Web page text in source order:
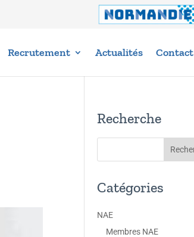
Recrutement Actualités Contact
Recherche
Catégories
NAE
Membres NAE